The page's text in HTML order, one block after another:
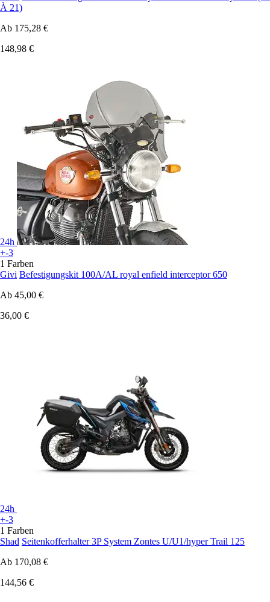
À 21)
Ab 175,28 €
148,98 €
24h
+-3
1 Farben
Givi Befestigungskit 100A/AL royal enfield interceptor 650
Ab 45,00 €
36,00 €
24h
+-3
1 Farben
Shad Seitenkofferhalter 3P System Zontes U/U1/hyper Trail 125
Ab 170,08 €
144,56 €